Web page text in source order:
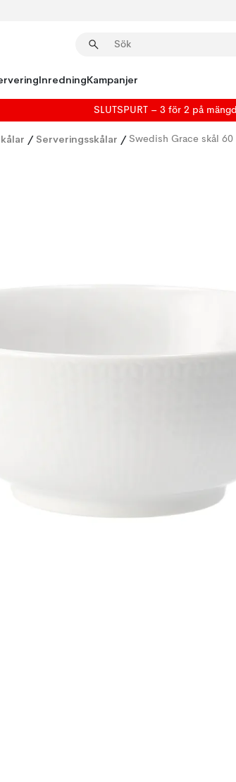
InredningKampanjer
SLUTSPURT – 3 för 2 på
/ Serveringsskålar / Swedish Grace skål 60